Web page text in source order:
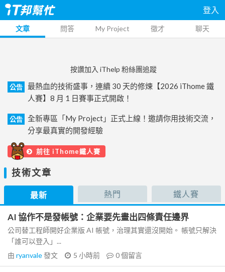
登入
文章 問答 My Project 徵才 聊天
按讚加入 iThelp 粉絲團追蹤
公告
最熱血的技術盛事，連續 30 天的修煉【2026 iThome 鐵
人賽】8 月 1 日賽事正式開啟！
公告
全新專區「My Project」正式上線！邀請你用技術交流，
分享最真實的開發經驗
前往 iThome鐵人賽
技術文章
最新 熱門 鐵人賽
AI 協作不是發帳號：企業要先畫出四條責任邊界
公司替工程師開好企業版 AI 帳號，治理其實還沒開始。 帳號只解決
「誰可以登入」...
由 ryanvale發文 5 小時前 0個留言